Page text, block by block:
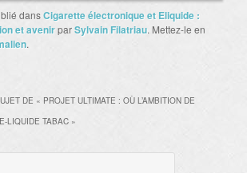
dansCigarette électronique et Eliquide :
et avenirparSylvain Filatriau. Mettez-le en
.
DE « PROJET ULTIMATE : OÙ L’AMBITION DE
LIQUIDE TABAC »